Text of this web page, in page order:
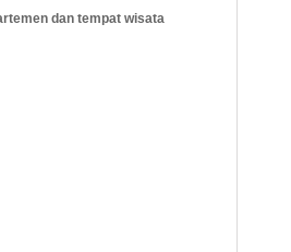
dan tempat wisata